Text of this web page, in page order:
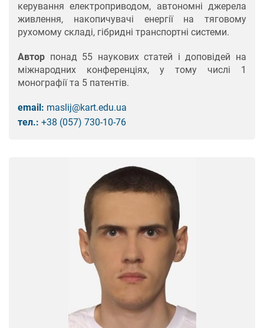
керування електроприводом, автономні джерела
живлення, накопичувачі енергії на тяговому
рухомому складі, гібридні транспортні системи.
Автор понад 55 наукових статей і доповідей на
міжнародних конференціях, у тому числі 1
монографії та 5 патентів.
email: maslіj@kart.edu.ua
тел.: +38 (057) 730-10-76